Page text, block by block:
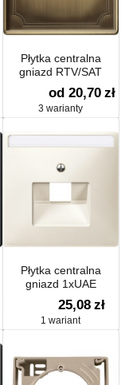
Płytka centralna
gniazd RTV/SAT
od 20,70 zł
3 warianty
Płytka centralna
gniazd 1xUAE
25,08 zł
1 wariant